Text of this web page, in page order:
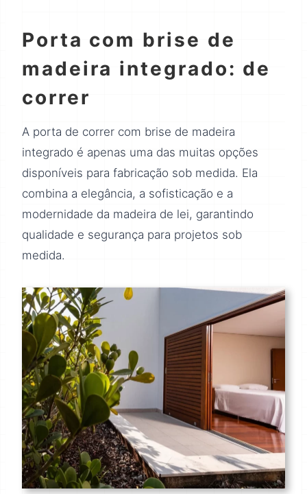
Porta com brise de
madeira integrado: de
correr
A porta de correr com brise de madeira
integrado é apenas uma das muitas opções
disponíveis para fabricação sob medida. Ela
combina a elegância, a sofisticação e a
modernidade da madeira de lei, garantindo
qualidade e segurança para projetos sob
medida.